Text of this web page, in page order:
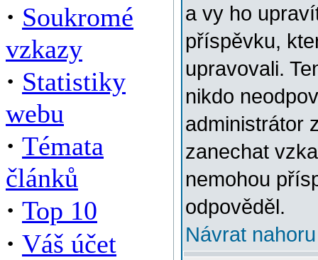
· Soukromé
vzkazy
· Statistiky
webu
· Témata
článků
· Top 10
· Váš účet
a vy ho
příspěvku,
upravovali.
nikdo
administrátor
zanechat
nemohou
odpověděl.
Návrat nahoru